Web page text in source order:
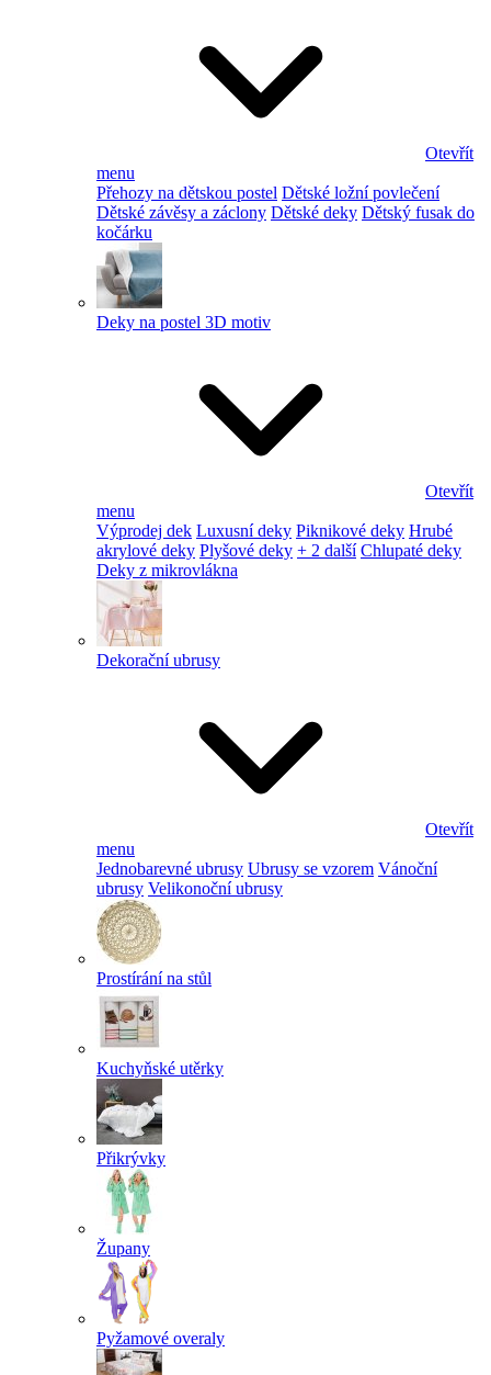
Otevřít
menu
Přehozy na dětskou postel Dětské ložní povlečení
Dětské závěsy a záclony Dětské deky Dětský fusak do
kočárku
Deky na postel 3D motiv
Otevřít
menu
Výprodej dek Luxusní deky Piknikové deky Hrubé
akrylové deky Plyšové deky + 2 další Chlupaté deky
Deky z mikrovlákna
Dekorační ubrusy
Otevřít
menu
Jednobarevné ubrusy Ubrusy se vzorem Vánoční
ubrusy Velikonoční ubrusy
Prostírání na stůl
Kuchyňské utěrky
Přikrývky
Župany
Pyžamové overaly